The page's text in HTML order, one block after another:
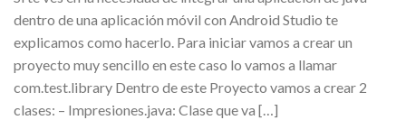
dentro de una aplicación móvil con Android Studio te
explicamos como hacerlo. Para iniciar vamos a crear un
proyecto muy sencillo en este caso lo vamos a llamar
com.test.library Dentro de este Proyecto vamos a crear 2
clases: – Impresiones.java: Clase que va […]